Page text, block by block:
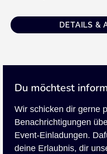
DETAILS &
Du möchtest
Wir schicken dir gerne
Benachrichtigungen
Event-Einladungen.
deine Erlaubnis, dir